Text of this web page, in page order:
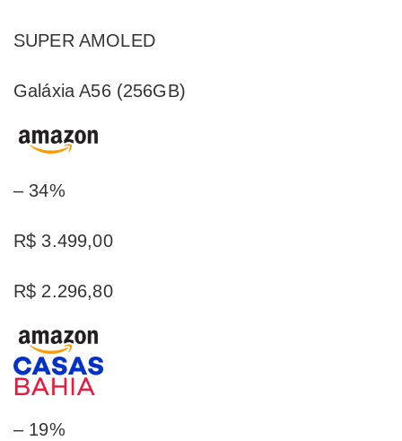
SUPER AMOLED
Galáxia A56 (256GB)
– 34%
R$ 3.499,00
R$ 2.296,80
– 19%